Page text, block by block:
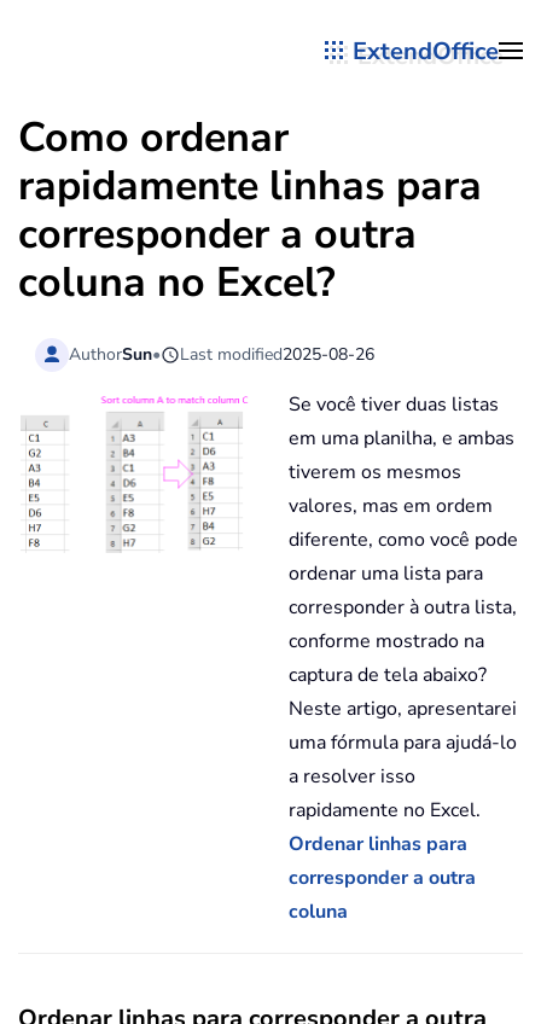
ExtendOffice
Como ordenar
rapidamente linhas para
corresponder a outra
coluna no Excel?
AuthorSun• Last modified2025-08-26
Se você tiver duas listas
em uma planilha, e ambas
tiverem os mesmos
valores, mas em ordem
diferente, como você pode
ordenar uma lista para
corresponder à outra lista,
conforme mostrado na
captura de tela abaixo?
Neste artigo, apresentarei
uma fórmula para ajudá-lo
a resolver isso
rapidamente no Excel.
Ordenar linhas para
corresponder a outra
coluna